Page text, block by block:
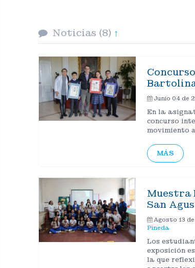
Noticias (8) ↑
Junio 04 de
En la
concurso
movimiento
MÁS
Muestra
San
Agosto 13
Pineda
Los
exposición
la que